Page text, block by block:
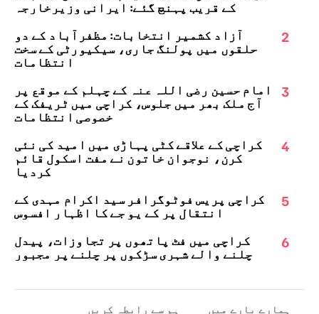
کے قریب پہنچ گئے: ایرانی وزیرخارجہ
2
آزاد کشمیر انتخابات: مظفرآباد کے دو
حلقوں میں پولنگ جاری، سیکیورٹی کے سخت
انتظامات
3
امام حسین رضی اللہ عنہ کے چہلم کے موقع پر
آج ملک بھر میں جلوس، کراچی میں ٹریفک کے
خصوصی انتظامات
4
کراچی کے علاقے کٹی پہاڑی میں امید کی نئی
کرن، نوجوان خاتون نے مفت اسکول قائم
کردیا
5
کراچی پریس فوٹوگرافر سید اکرام مہدی کے
انتقال پر کے یو جے کا اظہارِ افسوس
6
کراچی میں فٹ پاتھوں پر تجاوزات، پیدل
چلنے والے شہری سڑکوں پر چلنے پر مجبور
ہمارے بارے میں ہم سے رابطہ کریں